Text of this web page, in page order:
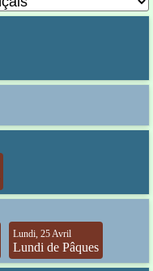
Lundi, 25 Avril
Lundi de Pâques